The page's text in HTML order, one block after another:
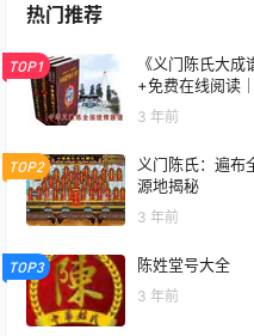
热门推荐
TOP1
《义门陈氏大
+免费在线阅读
3 年前
TOP2
义门陈氏：遍布
源地揭秘
3 年前
TOP3 陈姓堂号大全
3 年前